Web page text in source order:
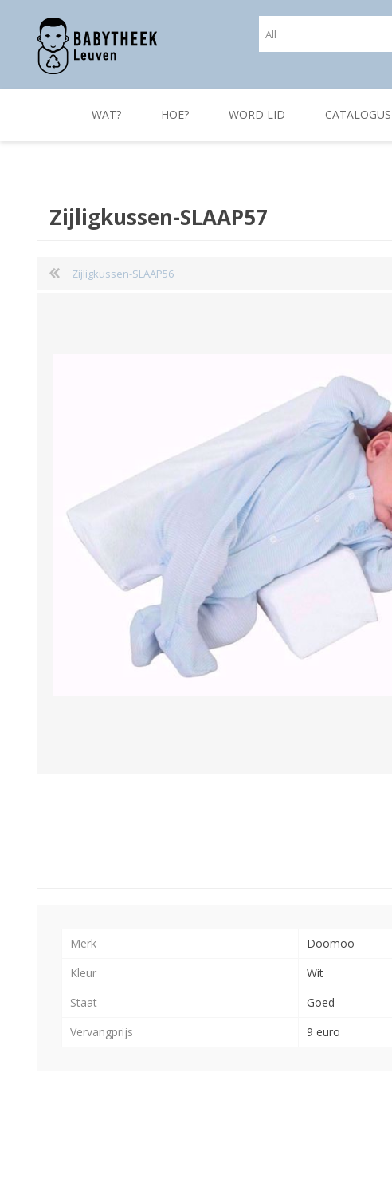
WAT? HOE? WORD LID CATALOGUS
Zijligkussen-SLAAP57
Zijligkussen-SLAAP56
Merk
Doomoo
Kleur
Wit
Staat
Goed
Vervangprijs
9 euro